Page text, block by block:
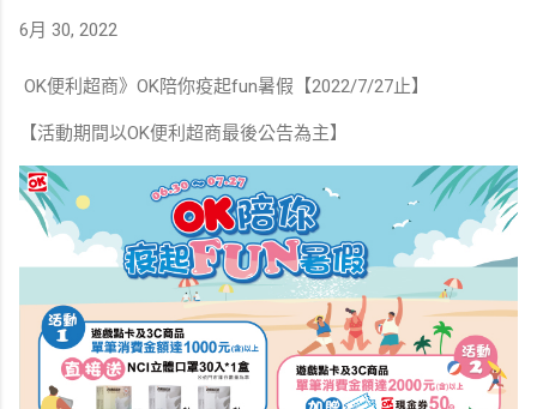
6月 30, 2022
OK便利超商》OK陪你疫起fun暑假【2022/7/27止】
【活動期間以OK便利超商最後公告為主】